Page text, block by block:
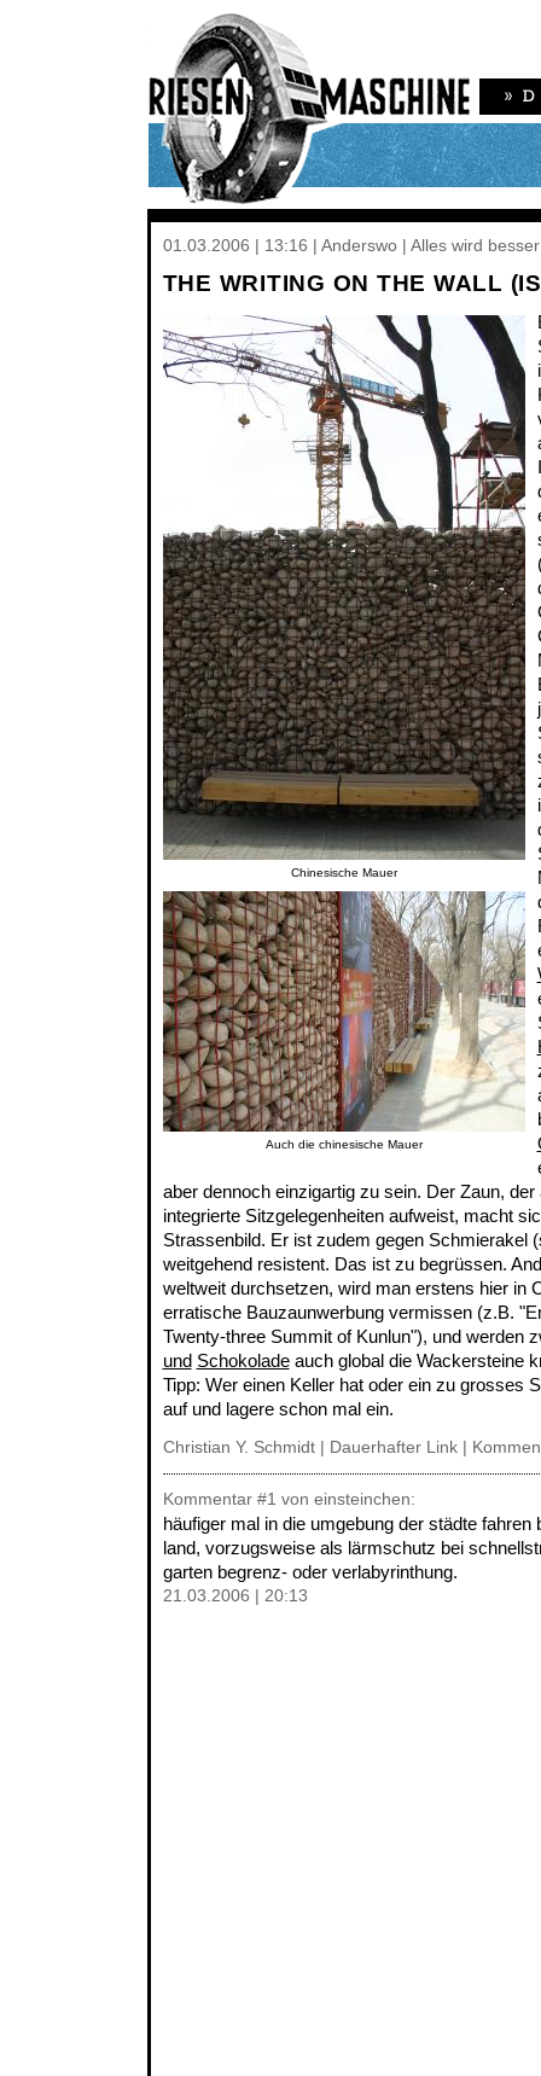
01.03.2006 | 13:16 | Anderswo | Alles wird
THE WRITING ON THE WALL
Chinesische Mauer
Auch die chinesische Mauer
aber dennoch einzigartig zu sein. Der Zaun,
integrierte Sitzgelegenheiten aufweist, macht
Strassenbild. Er ist zudem gegen Schmierakel
weitgehend resistent. Das ist zu begrüssen.
weltweit durchsetzen, wird man erstens hier in
erratische Bauzaunwerbung vermissen (z.B.
Twenty-three Summit of Kunlun"), und werden
und Schokoladeauch global die Wackersteine
Tipp: Wer einen Keller hat oder ein zu grosses
auf und lagere schon mal ein.
Christian Y. Schmidt | Dauerhafter Link|
Kommentar #1 von einsteinchen:
häufiger mal in die umgebung der städte fahren
land, vorzugsweise als lärmschutz bei
garten begrenz- oder verlabyrinthung.
21.03.2006 | 20:13